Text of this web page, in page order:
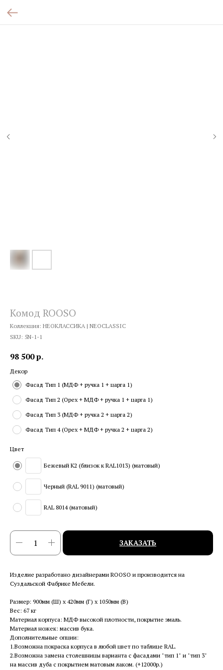
Комод ROOSO
Коллекция: НЕОКЛАССИКА | NEOCLASSIC
SKU: 5N-1-1
98 500р.
Декор
Фасад Тип 1 (МДФ + ручка 1 + царга 1)
Фасад Тип 2 (Орех + МДФ + ручка 1 + царга 1)
Фасад Тип 3 (МДФ + ручка 2 + царга 2)
Фасад Тип 4 (Орех + МДФ + ручка 2 + царга 2)
Цвет
Бежевый K2 (близок к RAL1013) (матовый)
Черный (RAL 9011) (матовый)
RAL 8014 (матовый)
ЗАКАЗАТЬ
Изделие разработано дизайнерами ROOSO и производится на
Суздальской Фабрике Мебели.
Размер: 900мм (Ш) x 420мм (Г) x 1050мм (В)
Вес: 67 кг
Материал корпуса: МДФ высокой плотности, покрытие эмаль.
Материал ножек: массив бука.
Дополнительные опции:
1.Возможна покраска корпуса в любой цвет по таблице RAL.
2.Возможна замена столешницы варианта с фасадами "тип 1" и "тип 3"
на массив дуба с покрытием матовым лаком. (+12000р.)